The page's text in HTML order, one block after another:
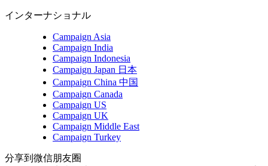
インターナショナル
Campaign Asia
Campaign India
Campaign Indonesia
Campaign Japan 日本
Campaign China 中国
Campaign Canada
Campaign US
Campaign UK
Campaign Middle East
Campaign Turkey
分享到微信朋友圈